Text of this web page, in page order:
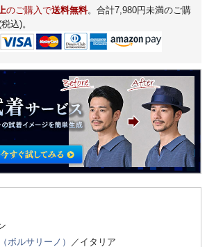
のご購入で送料無料。合計7,980円未満のご購
込)。
ボルサリーノ）
／イタリア